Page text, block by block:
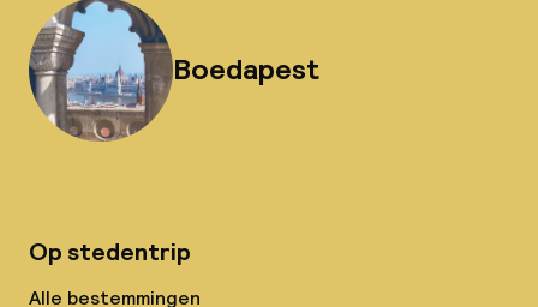
Boedapest
Op stedentrip
Alle bestemmingen